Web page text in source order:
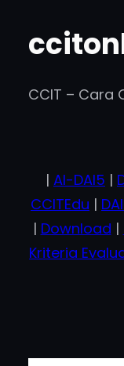
CCIT – Cara
| AI-DAI5 |
CCITEdu |
| Download |
Kriteria